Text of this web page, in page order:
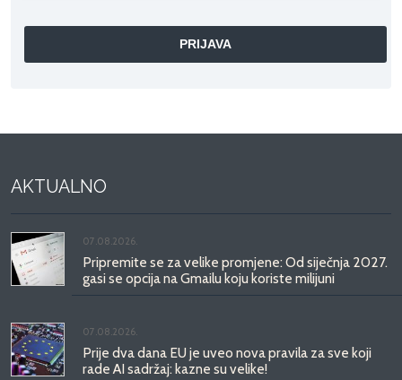
AKTUALNO
07.08.2026.
Pripremite se za velike promjene: Od siječnja 2027.
gasi se opcija na Gmailu koju koriste milijuni
07.08.2026.
Prije dva dana EU je uveo nova pravila za sve koji
rade AI sadržaj: kazne su velike!